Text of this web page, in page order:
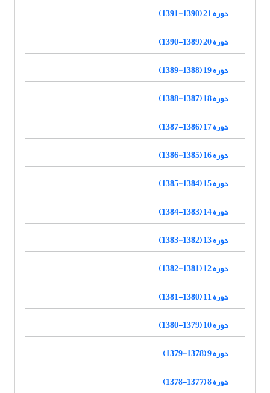
دوره 21 (1390-1391)
دوره 20 (1389-1390)
دوره 19 (1388-1389)
دوره 18 (1387-1388)
دوره 17 (1386-1387)
دوره 16 (1385-1386)
دوره 15 (1384-1385)
دوره 14 (1383-1384)
دوره 13 (1382-1383)
دوره 12 (1381-1382)
دوره 11 (1380-1381)
دوره 10 (1379-1380)
دوره 9 (1378-1379)
دوره 8 (1377-1378)